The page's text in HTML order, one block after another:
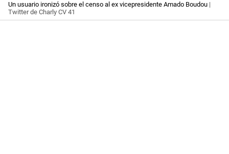
Un usuario ironizó sobre el censo al ex vicepresidente Amado Boudou |
Twitter de Charly CV 41